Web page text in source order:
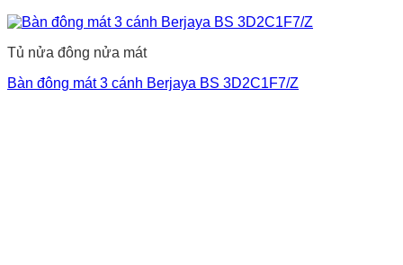
Tủ nửa đông nửa mát
Bàn đông mát 3 cánh Berjaya BS 3D2C1F7/Z